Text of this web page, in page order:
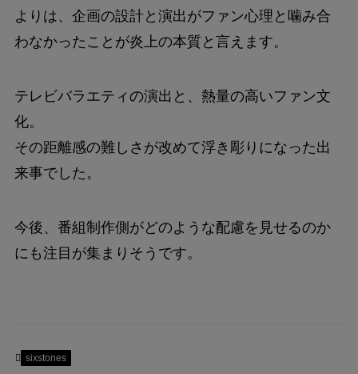
よりは、企画の設計と演出がファン心理と噛み合
わなかったことが炎上の本質と言えます。
テレビバラエティの演出と、熱量の高いファン文
化。
その距離感の難しさが改めて浮き彫りになった出
来事でした。
今後、番組制作側がどのような配慮を見せるのか
にも注目が集まりそうです。
sixstones